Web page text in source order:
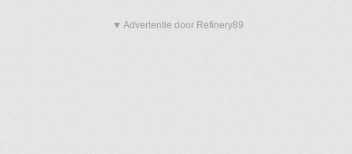
▼ Advertentie door Refinery89